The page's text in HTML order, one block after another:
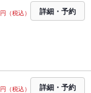
円（税込） 詳細・予約
円（税込） 詳細・予約